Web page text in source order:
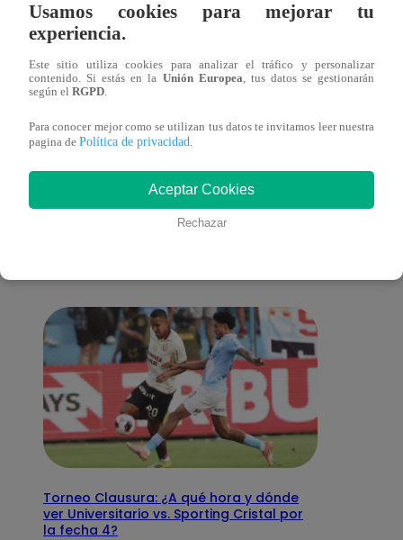
Valentina Valiente capítulo 44: Kathy y
Jenny atan cabos sobre la relación entre
Elsa y Wilfredo!
También te puede
Torneo Clausura: ¿A qué hora y dónde
ver Universitario vs. Sporting Cristal por
la fecha 4?
Usamos cookies para mejorar tu
experiencia.
Este sitio utiliza cookies para analizar el tráfico y personalizar
contenido. Si estás en la Unión Europea, tus datos se gestionarán
según el RGPD.
Para conocer mejor como se utilizan tus datos te invitamos leer nuestra
pagina de Política de privacidad.
Aceptar Cookies
Rechazar